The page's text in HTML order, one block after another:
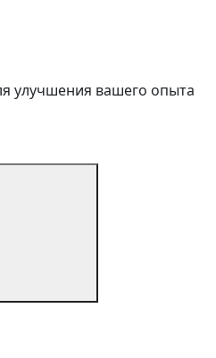
улучшения вашего опыта